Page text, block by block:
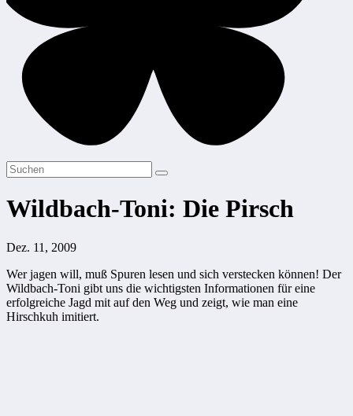
Wildbach-Toni: Die Pirsch
Dez. 11, 2009
Wer jagen will, muß Spuren lesen und sich verstecken können! Der
Wildbach-Toni gibt uns die wichtigsten Informationen für eine
erfolgreiche Jagd mit auf den Weg und zeigt, wie man eine
Hirschkuh imitiert.